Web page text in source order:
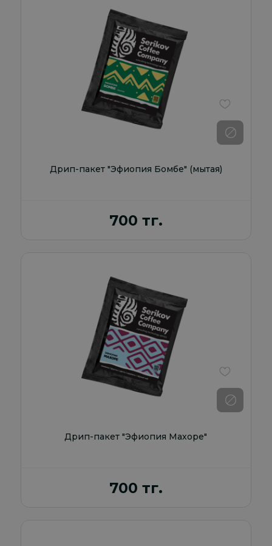
Дрип-пакет "Эфиопия Бомбе" (мытая)
700 тг.
В
Дрип-пакет "Эфиопия Махоре"
700 тг.
В